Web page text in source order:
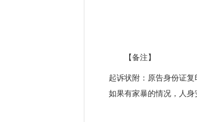
【备注】
起诉状附：原告身份证
如果有家暴的情况，人身